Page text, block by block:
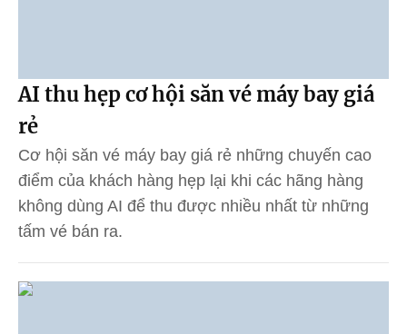
AI thu hẹp cơ hội săn vé máy bay giá
rẻ
Cơ hội săn vé máy bay giá rẻ những chuyến cao
điểm của khách hàng hẹp lại khi các hãng hàng
không dùng AI để thu được nhiều nhất từ những
tấm vé bán ra.